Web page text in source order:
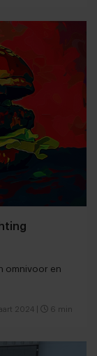
omnivoor en
2024 6 min